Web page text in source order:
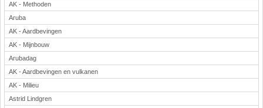
AK - Methoden
Aruba
AK - Aardbevingen
AK - Mijnbouw
Arubadag
AK - Aardbevingen en vulkanen
AK - Milieu
Astrid Lindgren